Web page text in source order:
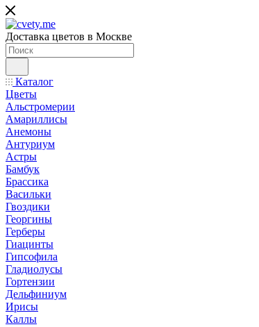
Доставка цветов в Москве
Каталог
Цветы
Альстромерии
Амариллисы
Анемоны
Антуриум
Астры
Бамбук
Брассика
Васильки
Гвоздики
Георгины
Герберы
Гиацинты
Гипсофила
Гладиолусы
Гортензии
Дельфиниум
Ирисы
Каллы